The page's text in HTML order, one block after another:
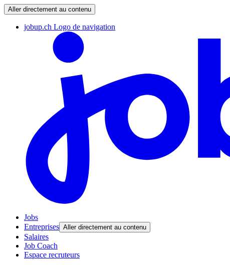
Aller directement au contenu
jobup.ch Logo de navigation
Jobs
Entreprises Aller directement au contenu
Salaires
Job Coach
Espace recruteurs